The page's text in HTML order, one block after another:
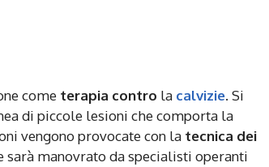
come terapia contro la calvizie. Si
di piccole lesioni che comporta la
vengono provocate con la tecnica dei
manovrato da specialisti operanti